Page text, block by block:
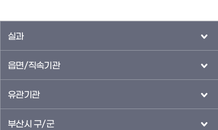
실과
읍면/직속기관
유관기관
부산시 구/군